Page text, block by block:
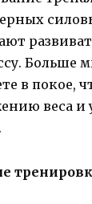
Больше
в покое,
веса